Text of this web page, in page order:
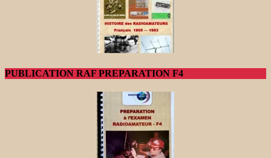
PUBLICATION RAF PREPARATION F4